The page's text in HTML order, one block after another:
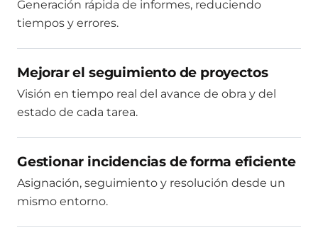
Generación rápida de informes, reduciendo
tiempos y errores.
Mejorar el seguimiento de proyectos
Visión en tiempo real del avance de obra y del
estado de cada tarea.
Gestionar incidencias de forma eficiente
Asignación, seguimiento y resolución desde un
mismo entorno.